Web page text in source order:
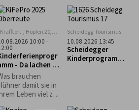
der
Grimm
Hopfen 20,
Stiefenhofen
10:00 -
- Da lachen ja
Hühner
brauchen
damit sie in
Leben viel zu
Scheidegg-Tourismus
10.08.2026 13:45
Scheidegger
Kinderprogramm: